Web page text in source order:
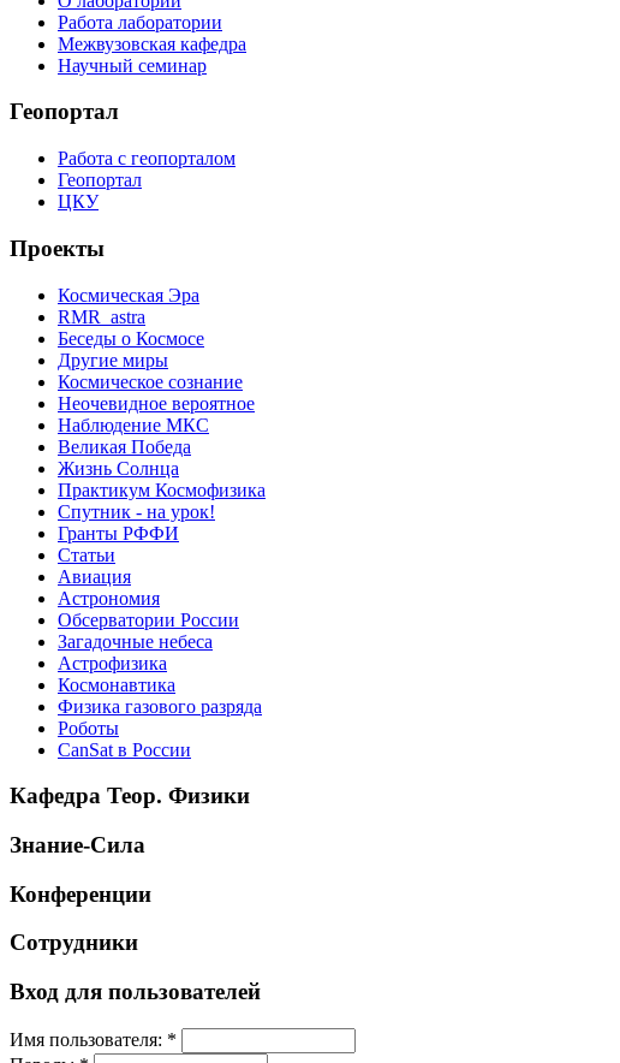
Работа лаборатории
Межвузовская кафедра
Научный семинар
Геопортал
Работа с геопорталом
Геопортал
ЦКУ
Проекты
Космическая Эра
RMR_astra
Беседы о Космосе
Другие миры
Космическое сознание
Неочевидное вероятное
Наблюдение МКС
Великая Победа
Жизнь Солнца
Практикум Космофизика
Спутник - на урок!
Гранты РФФИ
Статьи
Авиация
Астрономия
Обсерватории России
Загадочные небеса
Астрофизика
Космонавтика
Физика газового разряда
Роботы
CanSat в России
Кафедра Теор. Физики
Знание-Сила
Конференции
Сотрудники
Вход для пользователей
Имя пользователя: *